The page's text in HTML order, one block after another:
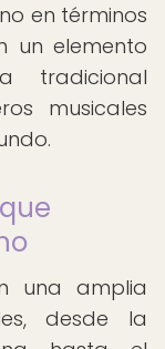
en términos
un elemento
tradicional
musicales
una amplia
desde la